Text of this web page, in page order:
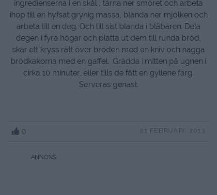
ingredienserna i en skål , tärna ner smöret och arbeta
ihop till en hyfsat grynig massa, blanda ner mjölken och
arbeta till en deg. Och till sist blanda i blåbären. Dela
degen i fyra högar och platta ut dem till runda bröd,
skär ett kryss rätt över bröden med en kniv och nagga
brödkakorna med en gaffel. Grädda i mitten på ugnen i
cirka 10 minuter, eller tills de fått en gyllene färg.
Serveras genast.
0 21 FEBRUARI, 2013